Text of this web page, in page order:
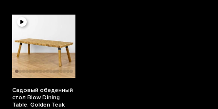
Садовый обеденный
стол Blow Dining
Table, Golden Teak